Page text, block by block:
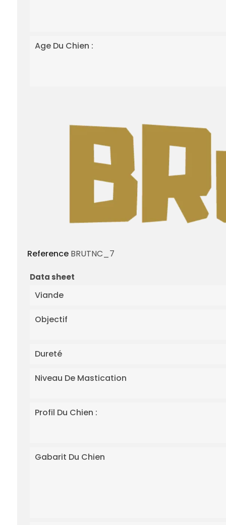
Age Du Chien :
Reference BRUTNC_7
Data sheet
Viande
Objectif
Dureté
Niveau De Mastication
Profil Du Chien :
Gabarit Du Chien